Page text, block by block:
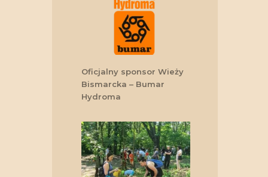
Oficjalny sponsor Wieży
Bismarcka – Bumar
Hydroma